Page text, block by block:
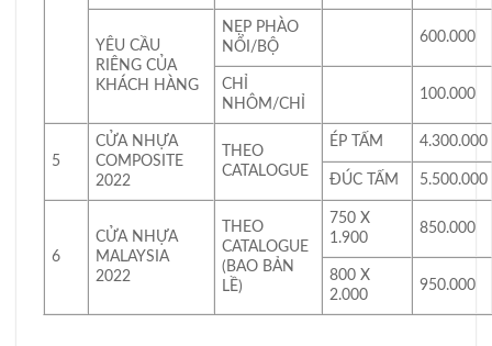
YÊU CẦU
RIÊNG CỦA
KHÁCH HÀNG
NẸP PHÀO
NỔI/BỘ
600.000
CHỈ
NHÔM/CHỈ
100.000
5
CỬA NHỰA
COMPOSITE
2022
THEO
CATALOGUE
ÉP TẤM 4.300.000
ĐÚC TẤM 5.500.000
6
CỬA NHỰA
MALAYSIA
2022
THEO
CATALOGUE
(BAO BẢN
LỀ)
750 X
1.900
850.000
800 X
2.000
950.000